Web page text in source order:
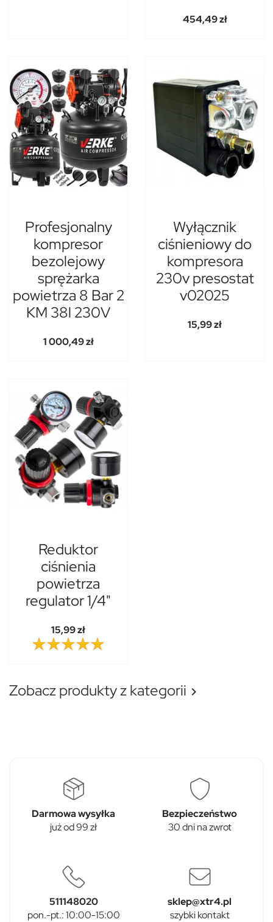
454,49 zł
Profesjonalny
kompresor
bezolejowy
sprężarka
powietrza 8 Bar 2
KM 38l 230V
1 000,49 zł
Wyłącznik
ciśnieniowy do
kompresora
230v presostat
v02025
15,99 zł
Reduktor
ciśnienia
powietrza
regulator 1/4"
15,99 zł
Zobacz produkty z kategorii 
Darmowa wysyłka
już od 99 zł
Bezpieczeństwo
30 dni na zwrot
511148020
pon.-pt.: 10:00-15:00
sklep@xtr4.pl
szybki kontakt